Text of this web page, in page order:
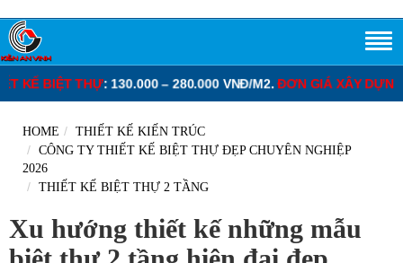
130.000 – 280.000 VNĐ/M2. ĐƠN GIÁ XÂY DỰNG PHẦN THÔ NHÀ
HOME
THIẾT KẾ KIẾN TRÚC
CÔNG TY THIẾT KẾ BIỆT THỰ ĐẸP CHUYÊN NGHIỆP
2026
THIẾT KẾ BIỆT THỰ 2 TẦNG
Xu hướng thiết kế những mẫu